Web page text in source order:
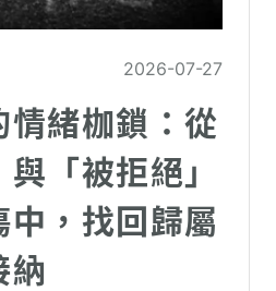
2026-07-27
情緒枷鎖：從
與「被拒絕」
中，找回歸屬
納